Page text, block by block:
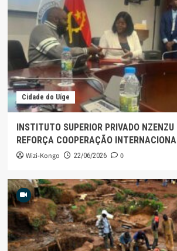
Cidade do Uíge
INSTITUTO SUPERIOR PRIVADO
REFORÇA COOPERAÇÃO
Wizi-Kongo 22/06/2026 0